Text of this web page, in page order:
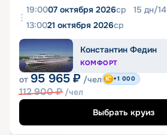
19:0007 октября 2026ср 15 дн/14
13:0021 октября 2026ср
Константин Федин
КОМФОРТ
от 95 965 ₽ /чел
112 900₽ /чел
+1 000
Выбрать круиз